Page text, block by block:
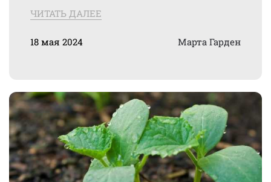
ЧИТАТЬ ДАЛЕЕ
18 мая 2024 Марта Гарден